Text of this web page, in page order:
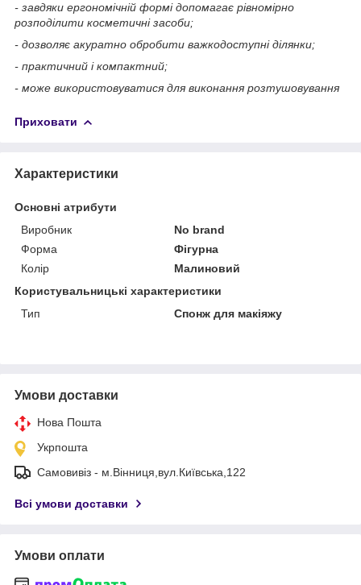
- завдяки ергономічній формі допомагає рівномірно
розподілити косметичні засоби;
- дозволяє акуратно обробити важкодоступні ділянки;
- практичний і компактний;
- може використовуватися для виконання розтушовування
Приховати
Характеристики
Основні атрибути
Виробник
No brand
Форма
Фігурна
Колір
Малиновий
Користувальницькі характеристики
Тип
Спонж для макіяжу
Умови доставки
Нова Пошта
Укрпошта
Самовивіз - м.Вінниця,вул.Київська,122
Всі умови доставки
Умови оплати